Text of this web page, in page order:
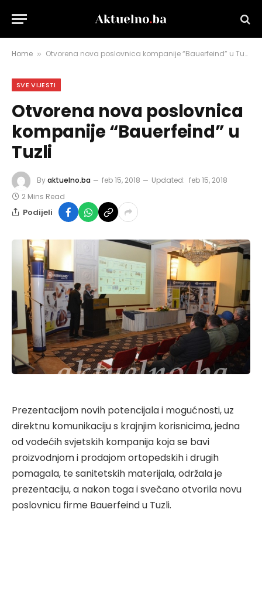
Home » Otvorena nova poslovnica kompanije “Bauerfeind” u Tuzli
SVE VIJESTI
Otvorena nova poslovnica
kompanije “Bauerfeind” u
Tuzli
Byaktuelno.ba feb 15, 2018 Updated: feb 15, 2018
2 Mins Read
Podijeli
Prezentacijom novih potencijala i mogućnosti, uz
direktnu komunikaciju s krajnjim korisnicima, jedna
od vodećih svjetskih kompanija koja se bavi
proizvodnjom i prodajom ortopedskih i drugih
pomagala, te sanitetskih materijala, održala je
prezentaciju, a nakon toga i svečano otvorila novu
poslovnicu firme Bauerfeind u Tuzli.